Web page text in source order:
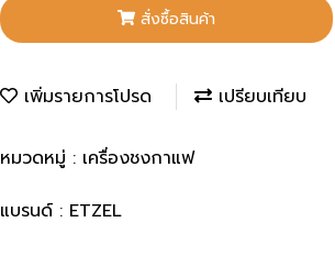
สั่งซื้อสินค้า
เพิ่มรายการโปรด เปรียบเทียบ
หมวดหมู่ : เครื่องชงกาแฟ
แบรนด์ : ETZEL